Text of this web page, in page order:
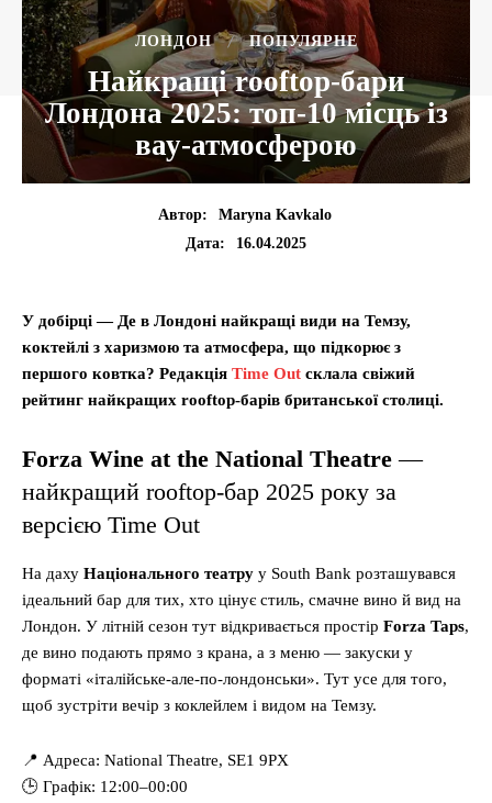
ЛОНДОН ПОПУЛЯРНЕ
Найкращі rooftop-бари
Лондона 2025: топ-10 місць із
вау-атмосферою
Автор:
Maryna Kavkalo
Дата:
16.04.2025
У добірці — Де в Лондоні найкращі види на Темзу,
коктейлі з харизмою та атмосфера, що підкорює з
першого ковтка? Редакція Time Out склала свіжий
рейтинг найкращих rooftop-барів британської столиці.
Forza Wine at the National Theatre —
найкращий rooftop-бар 2025 року за
версією Time Out
На даху Національного театру у South Bank розташувався
ідеальний бар для тих, хто цінує стиль, смачне вино й вид на
Лондон. У літній сезон тут відкривається простір Forza Taps,
де вино подають прямо з крана, а з меню — закуски у
форматі «італійське-але-по-лондонськи». Тут усе для того,
щоб зустріти вечір з коклейлем і видом на Темзу.
📍 Адреса: National Theatre, SE1 9PX
🕒 Графік: 12:00–00:00